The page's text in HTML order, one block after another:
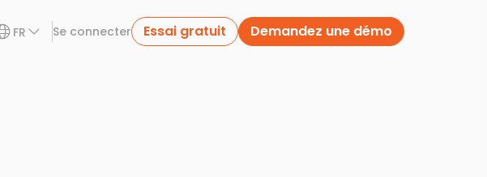
FR Se connecter Essai gratuit Demandez une démo